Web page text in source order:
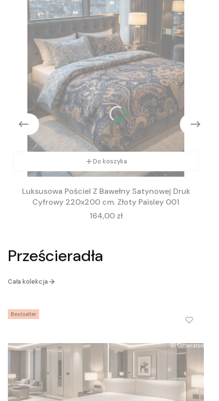
Do koszyka
Luksusowa Pościel Z Bawełny Satynowej Druk
Cyfrowy 220x200 cm. Złoty Paisley 001
Cena
164,00 zł
Prześcieradła
Cała kolekcja
Bestseller